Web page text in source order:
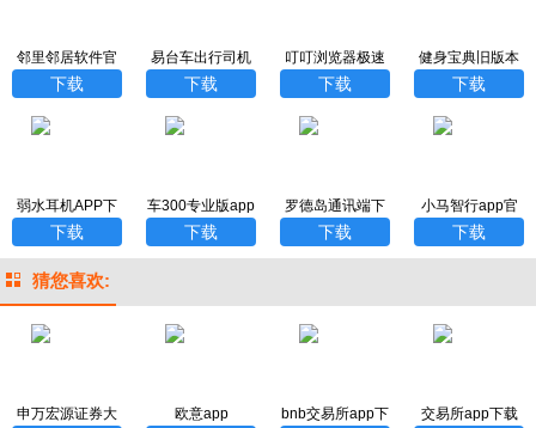
邻里邻居软件官
方版
下载
易台车出行司机
端最新版
下载
叮叮浏览器极速
版安卓版
下载
健身宝典旧版本
下载
下载
弱水耳机APP下
载
下载
车300专业版app
官方免费版
下载
罗德岛通讯端下
载手机版
下载
小马智行app官
方下载
下载
猜您喜欢:
申万宏源证券大 欧意app bnb交易所app下 交易所app下载